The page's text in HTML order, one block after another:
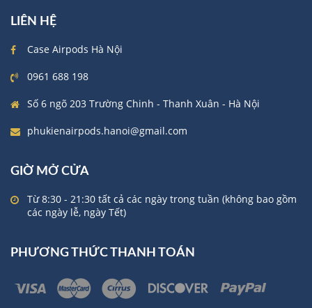
LIÊN HỆ
Case Airpods Hà Nội
0961 688 198
Số 6 ngõ 203 Trường Chinh - Thanh Xuân - Hà Nội
phukienairpods.hanoi@gmail.com
GIỜ MỞ CỬA
Từ 8:30 - 21:30 tất cả các ngày trong tuần (không bao gồm
các ngày lễ, ngày Tết)
PHƯƠNG THỨC THANH TOÁN